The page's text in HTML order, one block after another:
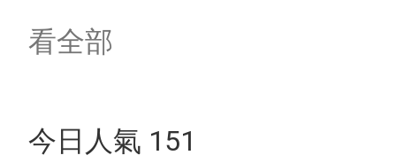
看全部
今日人氣 151